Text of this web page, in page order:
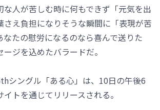
な人が苦しむ時に何もできず「元気を出
さえ負担になりそうな瞬間に「表現が苦
なたの慰労になるのなら喜んで送りた
ジを込めたバラードだ。
シングル「ある心」は、10日の午後6
トを通じてリリースされる。